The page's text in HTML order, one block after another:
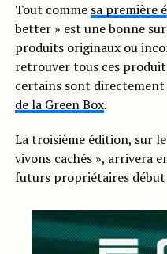
Tout comme sa première
better » est une bonne
produits originaux ou
retrouver tous ces
certains sont directement
de la Green Box.
La troisième édition, sur
vivons cachés », arrivera
futurs propriétaires